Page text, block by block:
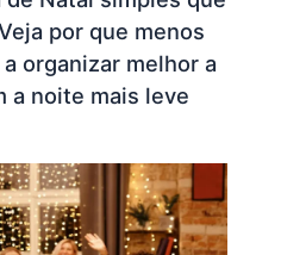
por que menos
organizar melhor a
a noite mais leve